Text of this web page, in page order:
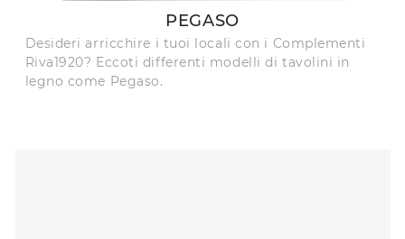
PEGASO
Desideri arricchire i tuoi locali con i Complementi
Riva1920? Eccoti differenti modelli di tavolini in
legno come Pegaso.